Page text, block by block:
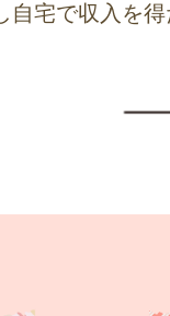
宅で収入を得